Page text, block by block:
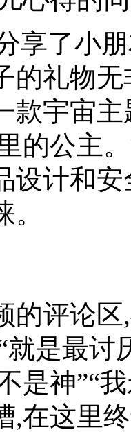
享了小
的礼物
宇宙主
的公主
设计和
的评论
就是最讨
是神”“
,在这里